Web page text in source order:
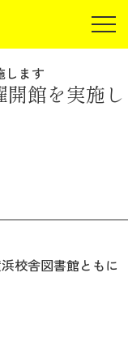
方
します
開館を実施し
校舎図書館ともに